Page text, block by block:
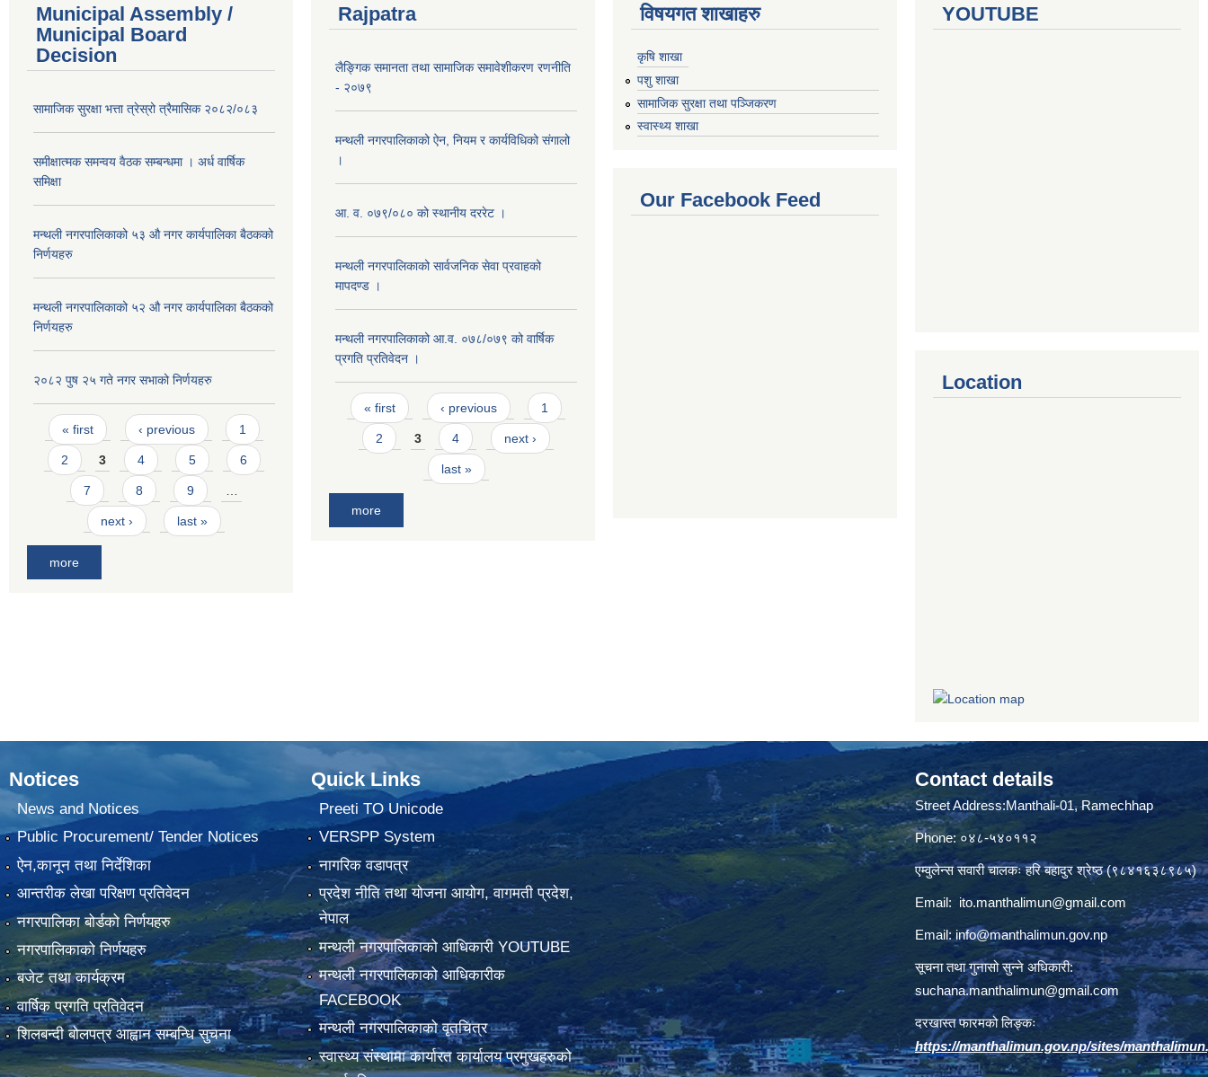
Municipal Assembly /
Municipal Board
Decision
सामाजिक सुरक्षा भत्ता त्रेस्रो त्रैमासिक २०८२/०८३
समीक्षात्मक समन्वय वैठक सम्बन्धमा । अर्ध वार्षिक
समिक्षा
मन्थली नगरपालिकाको ५३ औ नगर कार्यपालिका बैठकको
निर्णयहरु
मन्थली नगरपालिकाको ५२ औ नगर कार्यपालिका बैठकको
निर्णयहरु
२०८२ पुष २५ गते नगर सभाको निर्णयहरु
Pages
« first ‹ previous 1
2 3 4 5 6
7 8 9
next › last »
more
Rajpatra
लैङ्गिक समानता तथा सामाजिक समावेशीकरण रणनीति
- २०७९
मन्थली नगरपालिकाको ऐन, नियम र कार्यविधिको संगालो
।
आ. व. ०७९/०८० को स्थानीय दररेट ।
मन्थली नगरपालिकाको सार्वजनिक सेवा प्रवाहको
मापदण्ड ।
मन्थली नगरपालिकाको आ.व. ०७८/०७९ को वार्षिक
प्रगति प्रतिवेदन ।
Pages
« first ‹ previous 1
2 3 4 next ›
last »
more
विषयगत शाखाहरु
कृषि शाखा
पशु शाखा
सामाजिक सुरक्षा तथा पञ्जिकरण
स्वास्थ्य शाखा
Our Facebook Feed
YOUTUBE
Location
Notices
News and Notices
Public Procurement/ Tender Notices
ऐन,कानून तथा निर्देशिका
आन्तरीक लेखा परिक्षण प्रतिवेदन
नगरपालिका बोर्डको निर्णयहरु
नगरपालिकाको निर्णयहरु
बजेट तथा कार्यक्रम
वार्षिक प्रगति प्रतिवेदन
शिलबन्दी बोलपत्र आह्वान सम्बन्धि सुचना
Quick Links
Preeti TO Unicode
VERSPP System
नागरिक वडापत्र
प्रदेश नीति तथा योजना आयोग, वागमती प्रदेश,
नेपाल
मन्थली नगरपालिकाको आधिकारी YOUTUBE
मन्थली नगरपालिकाको आधिकारीक
FACEBOOK
मन्थली नगरपालिकाको वृतचित्र
स्वास्थ्य संस्थामा कार्यारत कार्यालय प्रमुखहरुको
Contact details
Street Address:Manthali-01, Ramechhap
Phone: ०४८-५४०११२
एम्वुलेन्स सवारी चालकः हरि बहादुर श्रेष्ठ (९८४१६३८९८५)
Email: ito.manthalimun@gmail.com
Email:info@manthalimun.gov.np
सूचना तथा गुनासो सुन्ने अधिकारी:
suchana.manthalimun@gmail.com
दरखास्त फारमको लिङ्कः
https://manthalimun.gov.np/sites/